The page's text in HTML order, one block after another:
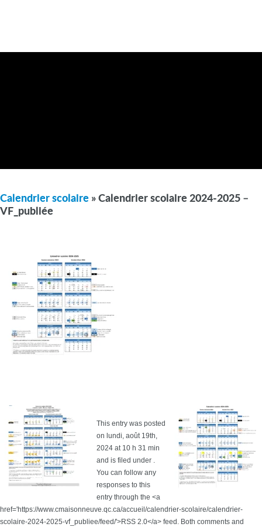
Calendrier scolaire » Calendrier scolaire 2024-2025 –
VF_publiée
This entry was posted
on lundi, août 19th,
2024 at 10 h 31 min
and is filed under .
You can follow any
responses to this
entry through the <a
href='https://www.cmaisonneuve.qc.ca/accueil/calendrier-scolaire/calendrier-
scolaire-2024-2025-vf_publiee/feed/'>RSS 2.0</a> feed. Both comments and